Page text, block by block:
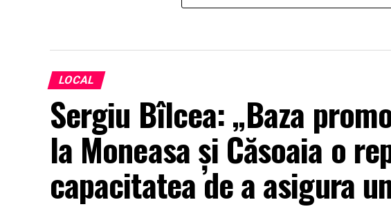
LOCAL
Sergiu Bîlcea: „Baza
la Moneasa și Căsoaia o
capacitatea de a asigura